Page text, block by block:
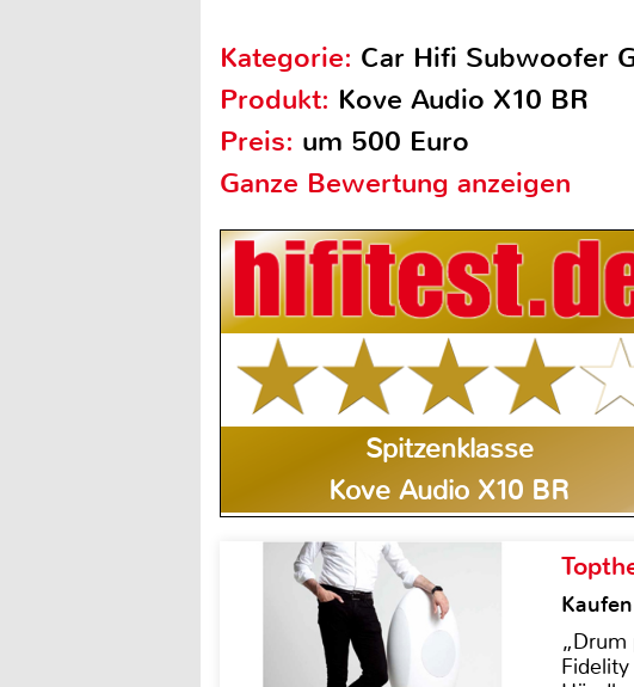
Kategorie: Car Hifi Subwoofer
Produkt: Kove Audio X10 BR
Preis: um 500 Euro
Ganze Bewertung anzeigen
Spitzenklasse
Kove Audio X10 BR